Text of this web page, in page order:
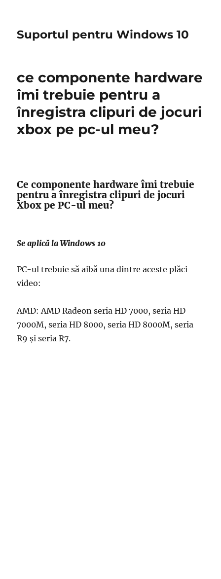
Suportul pentru Windows 10
ce componente hardware
îmi trebuie pentru a
înregistra clipuri de jocuri
xbox pe pc-ul meu?
Ce componente hardware îmi trebuie
pentru a înregistra clipuri de jocuri
Xbox pe PC-ul meu?
Se aplică la Windows 10
PC-ul trebuie să aibă una dintre aceste plăci
video:
AMD: AMD Radeon seria HD 7000, seria HD
7000M, seria HD 8000, seria HD 8000M, seria
R9 și seria R7.